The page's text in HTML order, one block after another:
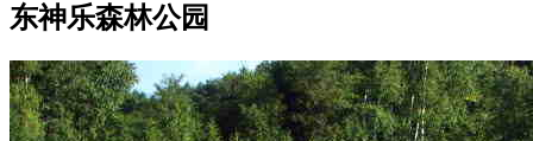
东神乐森林公园